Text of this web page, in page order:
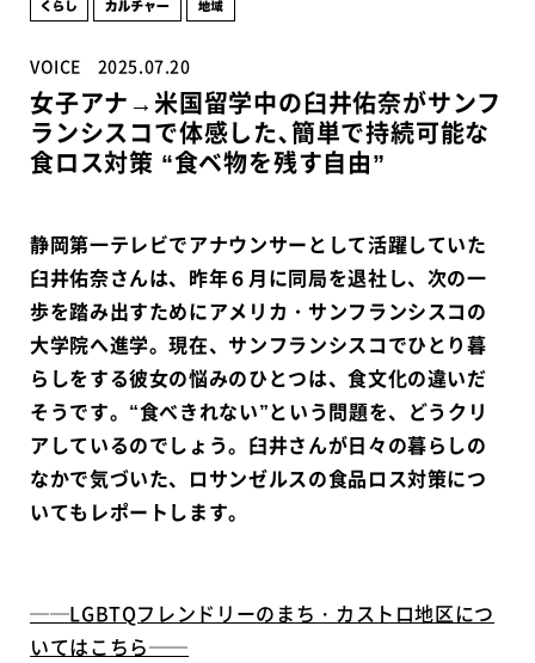
VOICE 2025.07.20
女子アナ→米国留学中の臼井佑奈がサンフ
ランシスコで体感した､簡単で持続可能な
食ロス対策 “食ベ物を残す自由”
静岡第一テレビでアナウンサーとして活躍していた
臼井佑奈さんは、昨年６月に同局を退社し、次の一
歩を踏み出すためにアメリカ・サンフランシスコの
大学院へ進学。現在、サンフランシスコでひとり暮
らしをする彼女の悩みのひとつは、食文化の違いだ
そうです。“食べきれない”という問題を、どうクリ
アしているのでしょう。臼井さんが日々の暮らしの
なかで気づいた、ロサンゼルスの食品ロス対策につ
いてもレポートします。
──LGBTQフレンドリーのまち・カストロ地区につ
いてはこちら──